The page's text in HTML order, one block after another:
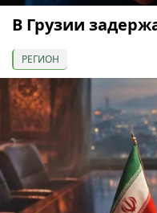
В Грузии
РЕГИОН